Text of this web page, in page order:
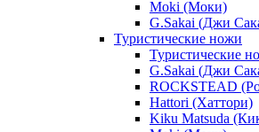
Moki (Моки)
G.Sakai (Джи
Туристические ножи
Туристические
G.Sakai (Джи
ROCKSTEAD
Hattori (Хаттори)
Kiku Matsuda